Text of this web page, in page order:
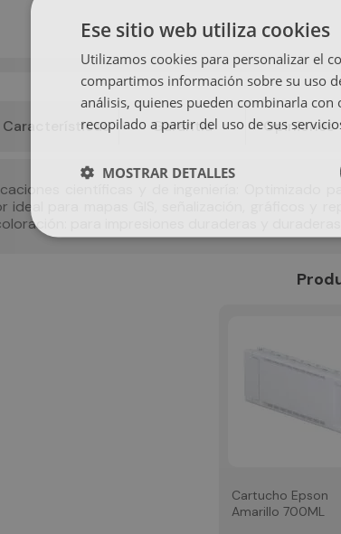
Características Garantía Opiniones
científicas y de ingeniería: Optimizado
ideal para mapas GIS, señalización, gráficos y
para impresiones duraderas y
Cartucho Epson
Amarillo 700ML
Ese sitio web utiliza cookies
Utilizamos cookies para personalizar el
compartimos información sobre su uso
análisis, quienes pueden combinarla
recopilado a partir del uso de sus
MOSTRAR DETALLES